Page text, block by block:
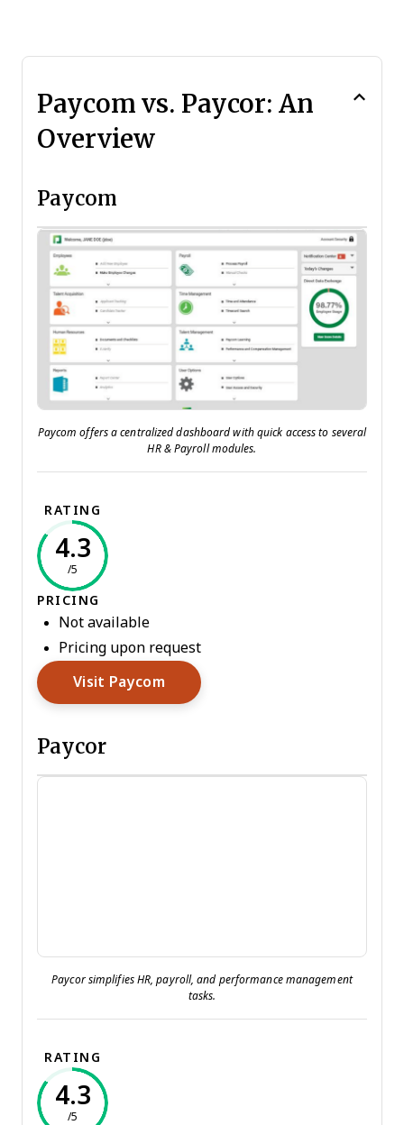
Paycom vs. Paycor: An
Overview
Paycom
Paycom offers a centralized dashboard with quick access to several
HR & Payroll modules.
RATING
4.3
/5
PRICING
Not available
Pricing upon request
Visit PaycomOpens New Window
Paycor
Paycor simplifies HR, payroll, and performance management
tasks.
RATING
4.3
/5